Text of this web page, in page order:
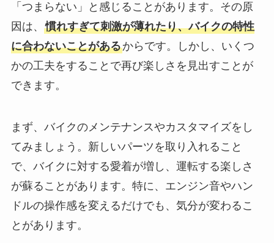
「つまらない」と感じることがあります。その原
因は、 慣れすぎて刺激が薄れたり、バイクの特性
に合わないことがあるからです。しかし、いくつ
かの工夫をすることで再び楽しさを見出すことが
できます。
まず、バイクのメンテナンスやカスタマイズをし
てみましょう。新しいパーツを取り入れること
で、バイクに対する愛着が増し、運転する楽しさ
が蘇ることがあります。特に、エンジン音やハン
ドルの操作感を変えるだけでも、気分が変わるこ
とがあります。